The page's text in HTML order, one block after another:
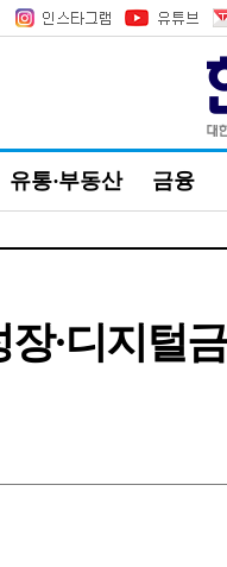
유통·부동산 금융
장·디지털